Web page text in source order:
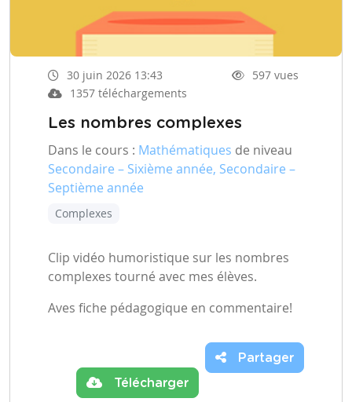
30 juin 2026 13:43
597 vues
1357 téléchargements
Les nombres complexes
Dans le cours : Mathématiques de niveau
Secondaire – Sixième année, Secondaire –
Septième année
Complexes
Clip vidéo humoristique sur les nombres
complexes tourné avec mes élèves.
Aves fiche pédagogique en commentaire!
Télécharger
Partager